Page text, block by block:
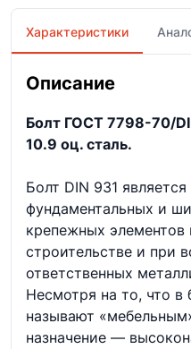
Характеристики
Описание
Болт ГОСТ 7798-70/
10.9 оц. сталь.
Болт DIN 931
фундаментальных и
крепежных
строительстве и при
ответственных
Несмотря на то, что в
называют
назначение —